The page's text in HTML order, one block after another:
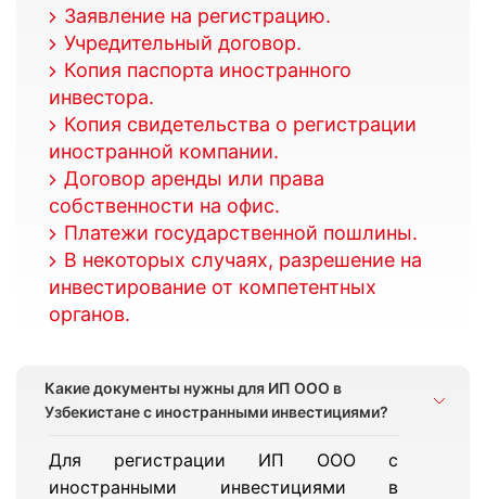
Заявление на регистрацию.
Учредительный договор.
Копия паспорта иностранного
инвестора.
Копия свидетельства о регистрации
иностранной компании.
Договор аренды или права
собственности на офис.
Платежи государственной пошлины.
В некоторых случаях, разрешение на
инвестирование от компетентных
органов.
Какие документы нужны для ИП ООО в
Узбекистане с иностранными инвестициями?
Для регистрации ИП ООО с
иностранными инвестициями в